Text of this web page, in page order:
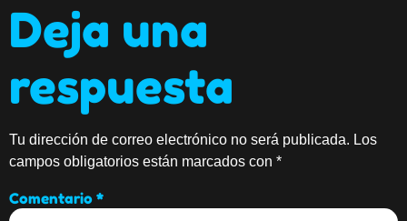
Deja una
respuesta
Tu dirección de correo electrónico no será publicada. Los
campos obligatorios están marcados con *
Comentario *